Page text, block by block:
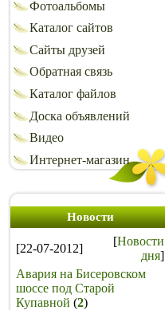
Фотоальбомы
Каталог сайтов
Сайты друзей
Обратная связь
Каталог файлов
Доска объявлений
Видео
Интернет-магазин
Новости
[22-07-2012]
[Новости
дня]
Авария на Бисеровском
шоссе под Старой
Купавной (2)